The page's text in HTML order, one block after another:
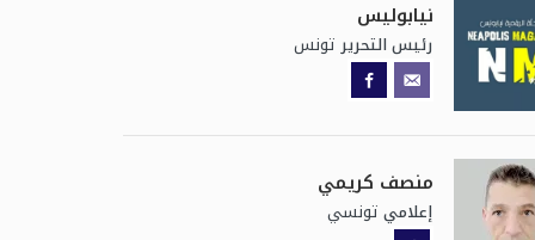
نيابوليس
رئيس التحرير تونس
منصف كريمي
إعلامي تونسي